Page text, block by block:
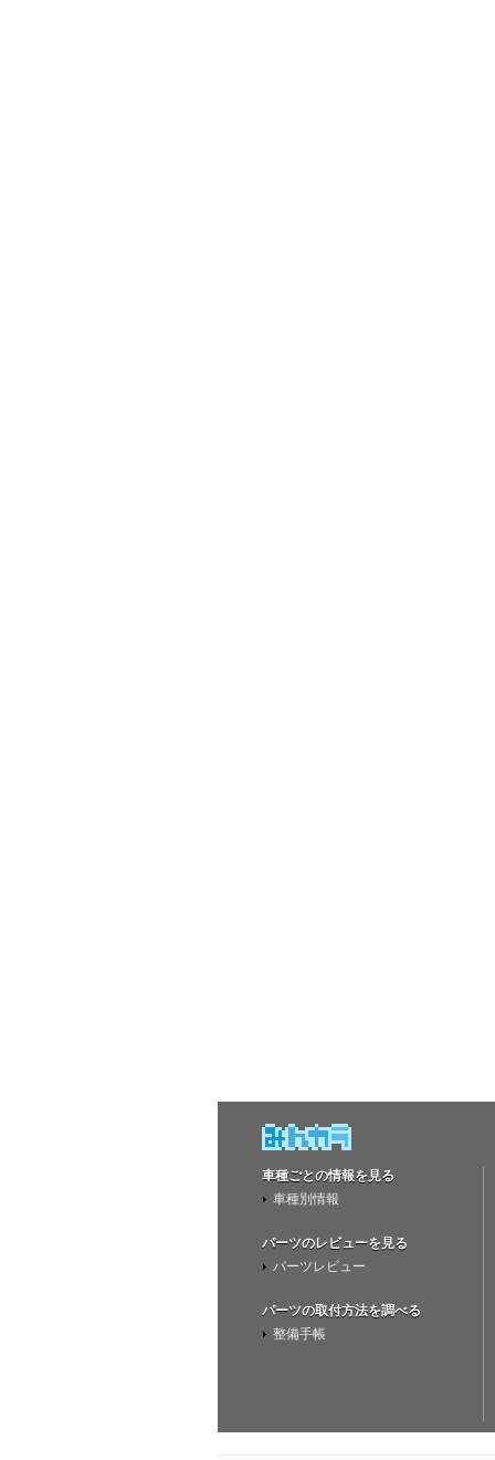
車種ごとの情報を見る
車種別情報
パーツのレビューを見る
パーツレビュー
パーツの取付方法を調べる
整備手帳